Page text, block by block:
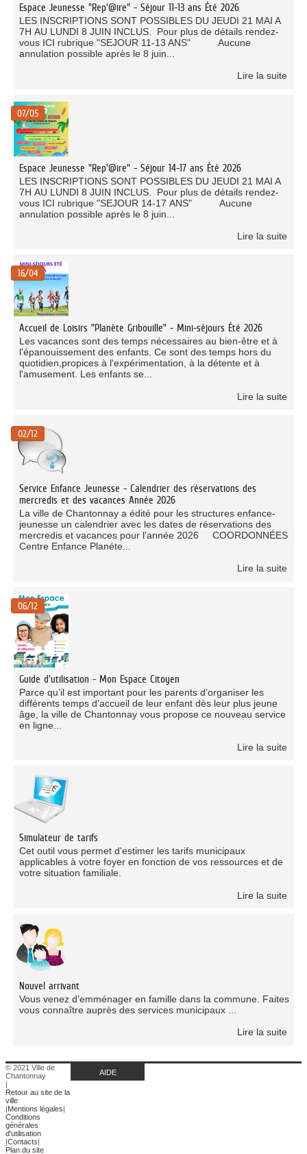
Espace Jeunesse "Rep'@ire" - Séjour 11-13 ans Été 2026
LES INSCRIPTIONS SONT POSSIBLES DU JEUDI 21 MAI A
7H AU LUNDI 8 JUIN INCLUS. Pour plus de détails rendez-
vous ICI rubrique "SEJOUR 11-13 ANS" Aucune
annulation possible après le 8 juin...
Lire la suite
07/05
Espace Jeunesse "Rep'@ire" - Séjour 14-17 ans Été 2026
LES INSCRIPTIONS SONT POSSIBLES DU JEUDI 21 MAI A
7H AU LUNDI 8 JUIN INCLUS. Pour plus de détails rendez-
vous ICI rubrique "SEJOUR 14-17 ANS" Aucune
annulation possible après le 8 juin...
Lire la suite
16/04
Accueil de Loisirs "Planète Gribouille" - Mini-séjours Été 2026
Les vacances sont des temps nécessaires au bien-être et à
l'épanouissement des enfants. Ce sont des temps hors du
quotidien,propices à l'expérimentation, à la détente et à
l'amusement. Les enfants se...
Lire la suite
02/12
Service Enfance Jeunesse - Calendrier des réservations des
mercredis et des vacances Année 2026
La ville de Chantonnay a édité pour les structures enfance-
jeunesse un calendrier avec les dates de réservations des
mercredis et vacances pour l'année 2026 COORDONNÉES
Centre Enfance Planéte...
Lire la suite
06/12
Guide d'utilisation - Mon Espace Citoyen
Parce qu’il est important pour les parents d’organiser les
différents temps d’accueil de leur enfant dès leur plus jeune
âge, la ville de Chantonnay vous propose ce nouveau service
en ligne...
Lire la suite
Simulateur de tarifs
Cet outil vous permet d'estimer les tarifs municipaux
applicables à votre foyer en fonction de vos ressources et de
votre situation familiale.
Lire la suite
Nouvel arrivant
Vous venez d’emménager en famille dans la commune. Faites
vous connaître auprès des services municipaux ...
Lire la suite
© 2021 Ville de
Chantonnay
|
Retour au site de la
ville
|Mentions légales|
Conditions
générales
d'utilisation
|Contacts|
Plan du site
AIDE